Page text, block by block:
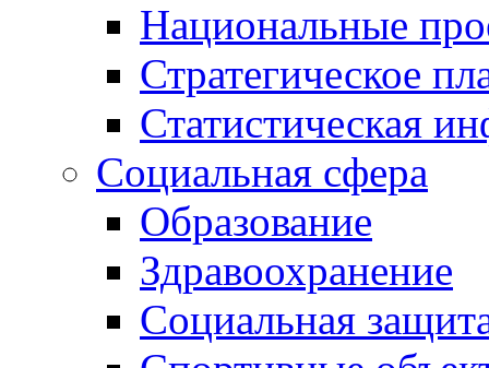
Национальные
Стратегическое
Статистическая
Социальная сфера
Образование
Здравоохранение
Социальная